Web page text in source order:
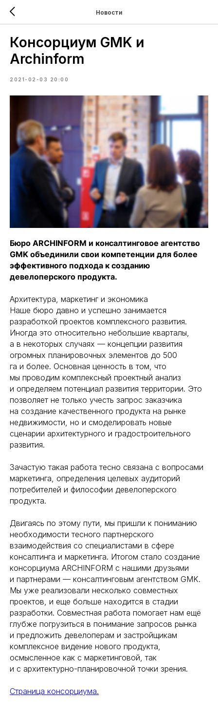
Новости
Консорциум GMK и
Archinform
2021-02-03 20:00
Бюро ARCHINFORM и консалтинговое агентство
GMK объединили свои компетенции для более
эффективного подхода к созданию
девелоперского продукта.
Архитектура, маркетинг и экономика
Наше бюро давно и успешно занимается
разработкой проектов комплексного развития.
Иногда это относительно небольшие кварталы,
а в некоторых случаях — концепции развития
огромных планировочных элементов до 500
га и более. Основная ценность в том, что
мы проводим комплексный проектный анализ
и определяем потенциал развития территории. Это
позволяет не только учесть запрос заказчика
на создание качественного продукта на рынке
недвижимости, но и смоделировать новые
сценарии архитектурного и градостроительного
развития.
Зачастую такая работа тесно связана с вопросами
маркетинга, определения целевых аудиторий
потребителей и философии девелоперского
продукта.
Двигаясь по этому пути, мы пришли к пониманию
необходимости тесного партнерского
взаимодействия со специалистами в сфере
консалтинга и маркетинга. Итогом стало создание
консорциума ARCHINFORM с нашими друзьями
и партнерами — консалтинговым агентством GMK.
Мы уже реализовали несколько совместных
проектов, и еще больше находится в стадии
разработки. Совместная работа помогает нам ещё
глубже погрузиться в понимание запросов рынка
и предложить девелоперам и застройщикам
комплексное видение нового продукта,
осмысленное как с маркетинговой, так
и с архитектурно-планировочной точки зрения.
Страница консорциума.